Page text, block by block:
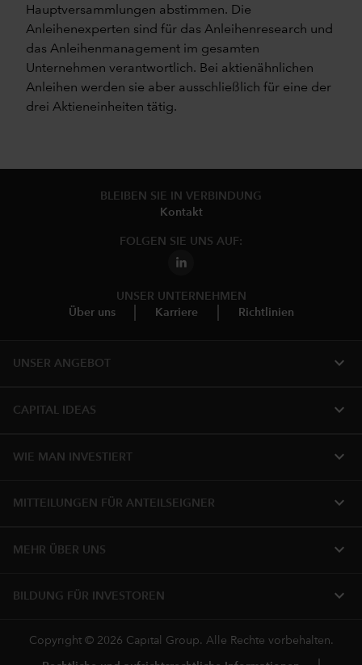
Hauptversammlungen abstimmen. Die
Anleihenexperten sind für das Anleihenresearch und
das Anleihenmanagement im gesamten
Unternehmen verantwortlich. Bei aktienähnlichen
Anleihen werden sie aber ausschließlich für eine der
drei Aktieneinheiten tätig.
BLEIBEN SIE IN VERBINDUNG
Kontakt
FOLGEN SIE UNS AUF:
UNSER UNTERNEHMEN
Über uns
Karriere Richtlinien
UNSER ANGEBOT expand_more
CAPITAL IDEAS expand_more
WIE MAN INVESTIERT expand_more
MITTEILUNGEN FÜR ANTEILSEIGNER expand_more
MEHR ÜBER UNS expand_more
BILDUNG FÜR INVESTOREN expand_more
Copyright © 2026 Capital Group. Alle Rechte vorbehalten.